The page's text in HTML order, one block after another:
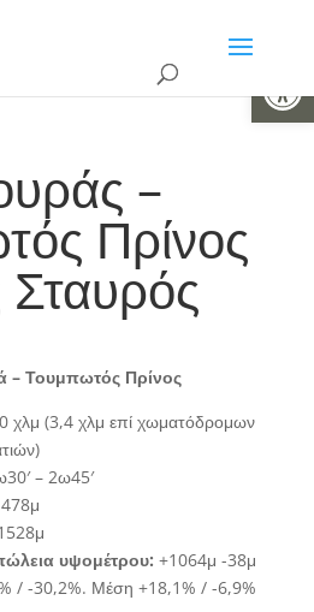
–
Πρίνος
Σταυρός
– Τουμπωτός Πρίνος
χλμ (3,4 χλμ επί χωματόδρομων
– 2ω45′
478μ
υψομέτρου: +1064μ -38μ
/ -30,2%. Μέση +18,1% / -6,9%